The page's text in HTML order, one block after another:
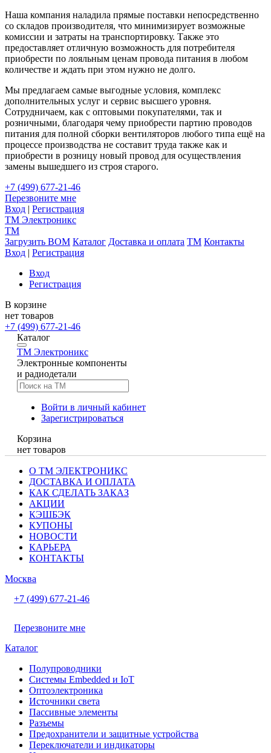
Наша компания наладила прямые поставки непосредственно
со складов производителя, что минимизирует возможные
комиссии и затраты на транспортировку. Также это
предоставляет отличную возможность для потребителя
приобрести по лояльным ценам провода питания в любом
количестве и ждать при этом нужно не долго.
Мы предлагаем самые выгодные условия, комплекс
дополнительных услуг и сервис высшего уровня.
Сотрудничаем, как с оптовыми покупателями, так и
розничными, благодаря чему приобрести партию проводов
питания для полной сборки вентиляторов любого типа ещё на
процессе производства не составит труда также как и
приобрести в розницу новый провод для осуществления
замены вышедшего из строя старого.
+7 (499) 677-21-46
Перезвоните мне
Вход | Регистрация
TM Электроникс
TM
Загрузить BOM Каталог Доставка и оплата TM Контакты
Вход | Регистрация
Вход
Регистрация
В корзине
нет товаров
+7 (499) 677-21-46
Каталог
TM Электроникс
Электронные компоненты
и радиодетали
Войти в личный кабинет
Зарегистрироваться
Корзина
нет товаров
О ТМ ЭЛЕКТРОНИКС
ДОСТАВКА И ОПЛАТА
КАК СДЕЛАТЬ ЗАКАЗ
АКЦИИ
КЭШБЭК
КУПОНЫ
НОВОСТИ
КАРЬЕРА
КОНТАКТЫ
Москва
+7 (499) 677-21-46
Перезвоните мне
Каталог
Полупроводники
Системы Embedded и IoT
Oптоэлектроника
Источники света
Пассивные элементы
Разъeмы
Предохранители и защитные устройства
Переключатели и индикаторы